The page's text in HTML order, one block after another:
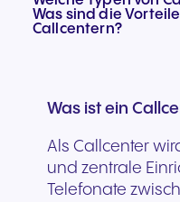
Was sind die
Callcentern?
Was ist ein
Als Callcenter
und zentrale
Telefonate